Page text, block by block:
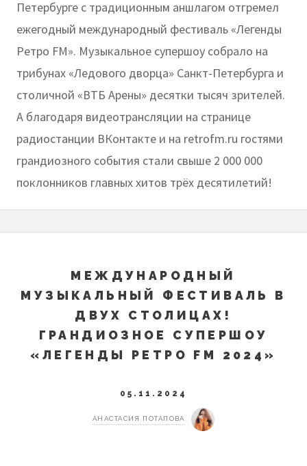
Петербурге с традиционным аншлагом отгремел
ежегодный международный фестиваль «Легенды
Ретро FM». Музыкальное супершоу собрало на
трибунах «Ледового дворца» Санкт-Петербурга и
столичной «ВТБ Арены» десятки тысяч зрителей.
А благодаря видеотрансляции на странице
радиостанции ВКонтакте и на retrofm.ru гостями
грандиозного события стали свыше 2 000 000
поклонников главных хитов трёх десятилетий!
МЕЖДУНАРОДНЫЙ
МУЗЫКАЛЬНЫЙ ФЕСТИВАЛЬ В
ДВУХ СТОЛИЦАХ!
ГРАНДИОЗНОЕ СУПЕРШОУ
«ЛЕГЕНДЫ РЕТРО FM 2024»
05.11.2024
АНАСТАСИЯ ПОТАПОВА